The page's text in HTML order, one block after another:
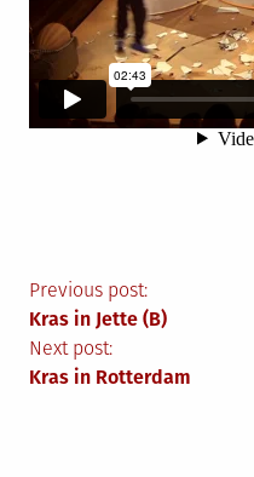
Previous post:
Kras in Jette (B)
Next post:
Kras in Rotterdam